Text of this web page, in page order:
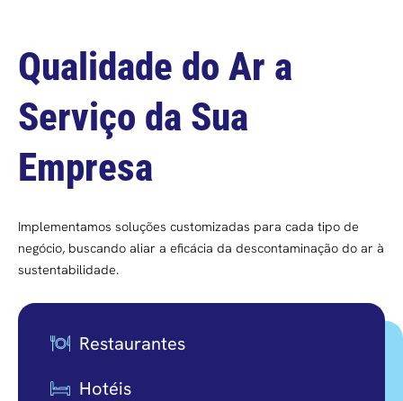
Qualidade do Ar a
Serviço da Sua
Empresa
Implementamos soluções customizadas para cada tipo de
negócio, buscando aliar a eficácia da descontaminação do ar à
sustentabilidade.
Restaurantes
Hotéis